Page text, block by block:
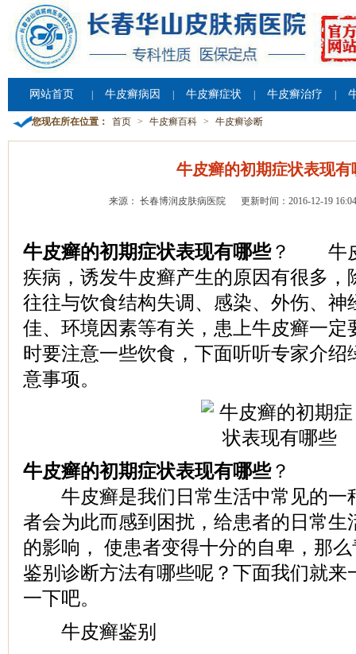
网站首页 牛皮癣病因 牛皮癣症状 牛皮癣治疗
您现在所在位置： 首页 > 牛皮癣百科 > 牛皮癣诊断
牛皮癣的初期症状表现有
来源： 长春博润皮肤病医院 更新时间：2016-12-19
牛皮癣的初期症状表现有哪些？ 牛皮
疾病，诱发牛皮癣产生的原因有很多，
往往与饮食结构失调、感染、外伤、神
佳、环境因素等有关，患上牛皮癣一定
时要注意一些饮食，下面听听专家介绍
意事项。
牛皮癣的初期症状表现有哪些？
牛皮癣是我们日常生活中常见的一
者会为此而感到困扰，给患者的日常生
的影响， 使患者变得十分的自卑，那
鉴别诊断方法有哪些呢？下面我们就来
一下吧。
牛皮癣鉴别